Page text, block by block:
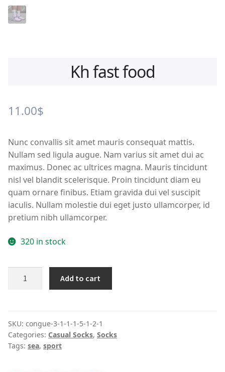
Kh fast food
11.00$
Nunc convallis sit amet mauris consequat mattis.
Nullam sed ligula augue. Nam varius sit amet dui ac
maximus. Donec ac ultrices magna. Mauris tincidunt
nisl vel blandit scelerisque. Proin tincidunt diam eu
quam ornare finibus. Etiam gravida dui vel suscipit
iaculis. Nullam molestie dui eget justo ullamcorper, id
pretium nibh ullamcorper.
320 in stock
Add to cart
SKU: congue-3-1-1-1-5-1-2-1
Categories: Casual Socks, Socks
Tags: sea, sport